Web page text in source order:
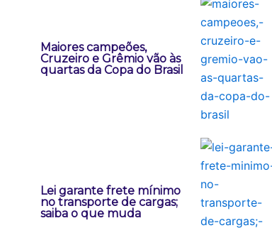
Maiores campeões,
Cruzeiro e Grêmio vão às
quartas da Copa do Brasil
Lei garante frete mínimo
no transporte de cargas;
saiba o que muda